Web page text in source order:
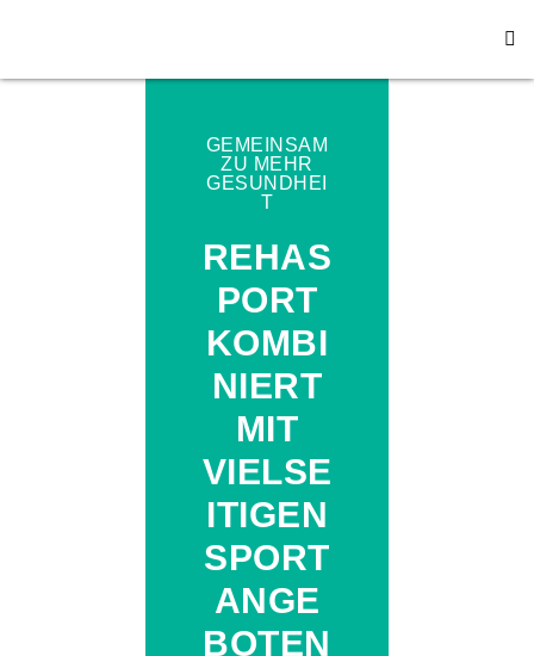
GEMEINSAM
ZU MEHR
GESUNDHEI
T
REHAS
PORT
KOMBI
NIERT
MIT
VIELSE
ITIGEN
SPORT
ANGE
BOTEN